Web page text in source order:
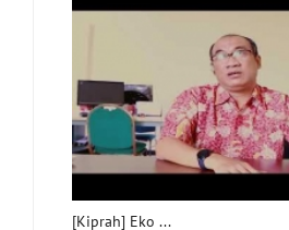
[Kiprah] Eko ...